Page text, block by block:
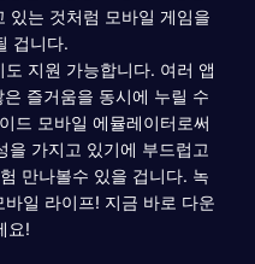
있는 것처럼 모바일 게임을
겁니다.
지원 가능합니다. 여러 앱
즐거움을 동시에 누릴 수
드 모바일 에뮬레이터로써
가지고 있기에 부드럽고
만나볼수 있을 겁니다. 녹
일 라이프! 지금 바로 다운
요!